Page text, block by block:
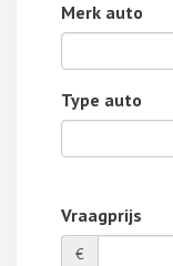
Merk auto
Type auto
Vraagprijs
€